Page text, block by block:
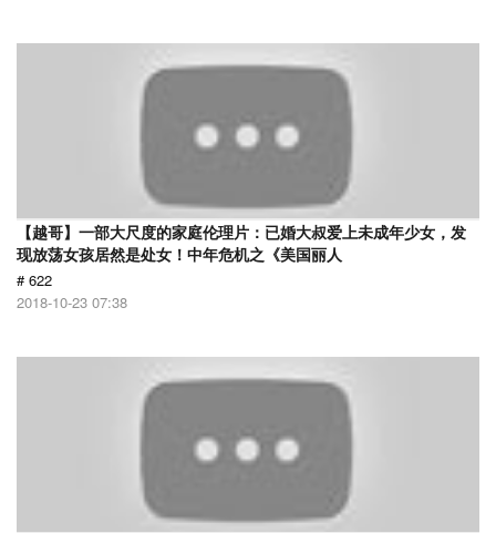
【越哥】一部大尺度的家庭伦理片：已婚大叔爱上未成年少女，发
现放荡女孩居然是处女！中年危机之《美国丽人
# 622
2018-10-23 07:38